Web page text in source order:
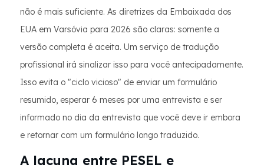
não é mais suficiente. As diretrizes da Embaixada dos
EUA em Varsóvia para 2026 são claras: somente a
versão completa é aceita. Um serviço de tradução
profissional irá sinalizar isso para você antecipadamente.
Isso evita o "ciclo vicioso" de enviar um formulário
resumido, esperar 6 meses por uma entrevista e ser
informado no dia da entrevista que você deve ir embora
e retornar com um formulário longo traduzido.
A lacuna entre PESEL e